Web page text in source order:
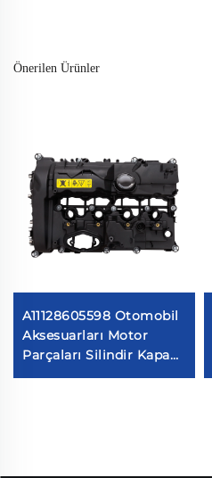
Önerilen Ürünler
A11128605598 Otomobil
Aksesuarları Motor
Parçaları Silindir Kapağı
Valf Kapağı 11128605598